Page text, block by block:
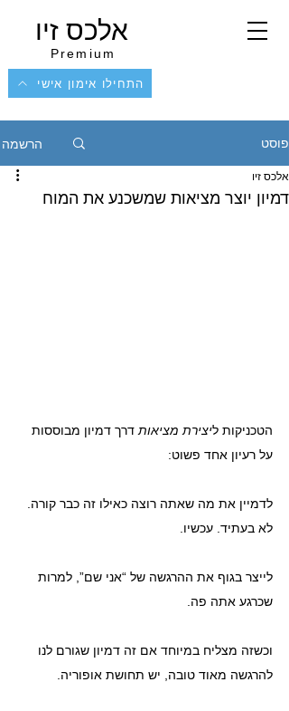
אלכס זיו
Premium
התחילו אימון אישי
פוסט הרשמה
דמיון יוצר מציאות שמשכנע את המוח
אלכס זיו
הטכניקות ליצירת מציאות דרך דמיון מבוססות
על רעיון אחד פשוט:
לדמיין את מה שאתה רוצה כאילו זה כבר קורה.
לא בעתיד. עכשיו.
לייצר בגוף את ההרגשה של “אני שם”, למרות
שכרגע אתה פה.
וכשזה מצליח במיוחד אם זה דמיון שגורם לנו
להרגשה מאוד טובה, יש תחושת אופוריה.